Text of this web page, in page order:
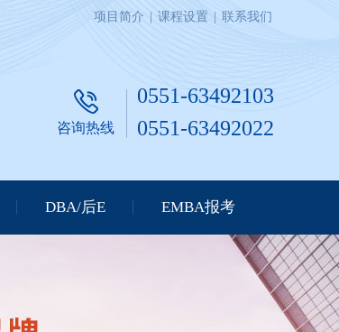
项目简介 课程设置 联系我们
咨询热线
0551-63492103
0551-63492022
DBA/后E EMBA报考